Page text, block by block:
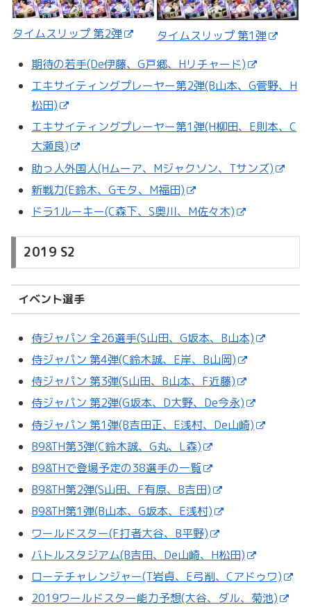
タイムスリップ 第2弾
タイムスリップ 第1弾
期待の若手(De伊藤、G戸郷、Hリチャード)
エキサイティングプレーヤー第2弾(B山本、G菅野、H
松田)
エキサイティングプレーヤー第1弾(H柳田、E則本、C
大瀬良)
助っ人外国人(Hムーア、Mジャクソン、Tサンズ)
新戦力(E鈴木、Gモタ、M福田)
ドラ1ルーキー(C森下、S奥川、M佐々木)
2019 S2
イベント選手
侍ジャパン 全26選手(S山田、G坂本、B山本)
侍ジャパン 第4弾(C鈴木誠、E岸、B山岡)
侍ジャパン 第3弾(S山田、B山本、F近藤)
侍ジャパン 第2弾(G坂本、D大野、De今永)
侍ジャパン 第1弾(B吉田正、E浅村、De山崎)
B9&TH第3弾(C鈴木誠、G丸、L森)
B9&THで登場予定の38選手の一覧
B9&TH第2弾(S山田、F有原、B吉田)
B9&TH第1弾(B山本、G坂本、E浅村)
ワールドスター(F打者大谷、B平野)
バトルスタジアム(B吉田、De山崎、H松田)
ローテチャレンジャー(T岩貞、E弓削、Cアドゥワ)
2019ワールドスター能力予想(大谷、ダル、菊池)